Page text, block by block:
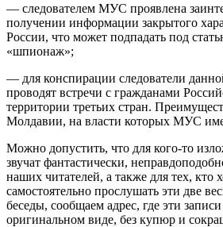
— следователем МУС проявлена
получении информации закрытого
России, что может подпадать под
«шпионаж»;
— для конспирации следователи
проводят встречи с гражданами
территории третьих стран.
Молдавии, на власти которых МУС
Можно допустить, что для кого-то
звучат фантастически,
наших читателей, а также для тех, кто
самостоятельно прослушать эти две
беседы, сообщаем адрес, где эти записи
оригинальном виде, без купюр и